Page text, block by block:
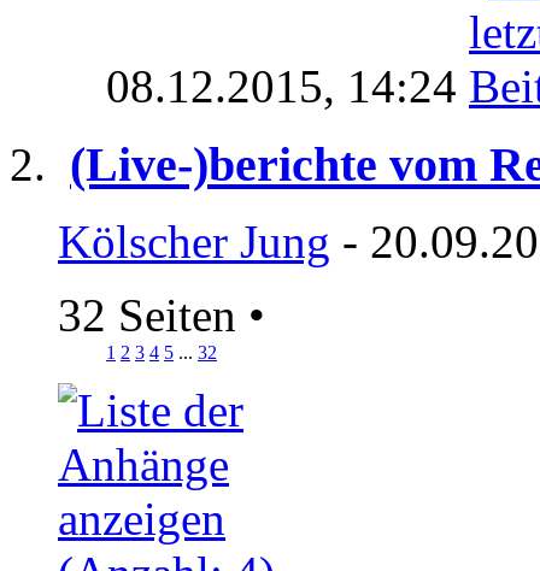
08.12.2015, 14:24
(Live-)berichte vom
Kölscher Jung -
32 Seiten •
1 2 3 4 5 ... 32